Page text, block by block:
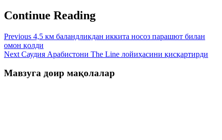
Continue Reading
Previous 4,5 км баландликдан иккита носоз парашют билан
омон қолди
Next Саудия Арабистони The Line лойиҳасини қисқартирди
Мавзуга доир мақолалар